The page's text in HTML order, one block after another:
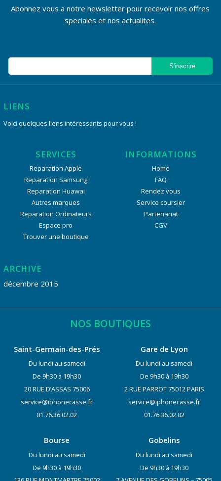
Abonnez vous a notre newsletter pour recevoir nos offres
speciales et nos actualites.
LIENS
Voici quelques liens intéressants pour vous !
SERVICES
Reparation Apple
Reparation Samsung
Reparation Huawai
Autres marques
Reparation Ordinateurs
Espace pro
Trouver une boutique
INFORMATIONS
Home
FAQ
Rendez vous
Service coursier
Partenariat
CGV
ARCHIVE
décembre 2015
NOS BOUTIQUES
Saint-Germain-des-Prés
Du lundi au samedi
De 9h30 à 19h30
20 RUE D’ASSAS 75006
service@iphonecasse.fr
01.76.36.02.02
Gare de Lyon
Du lundi au samedi
De 9h30 à 19h30
2 RUE PARROT 75012 PARIS
service@iphonecasse.fr
01.76.36.02.02
Bourse
Du lundi au samedi
De 9h30 à 19h30
Gobelins
Du lundi au samedi
De 9h30 à 19h30